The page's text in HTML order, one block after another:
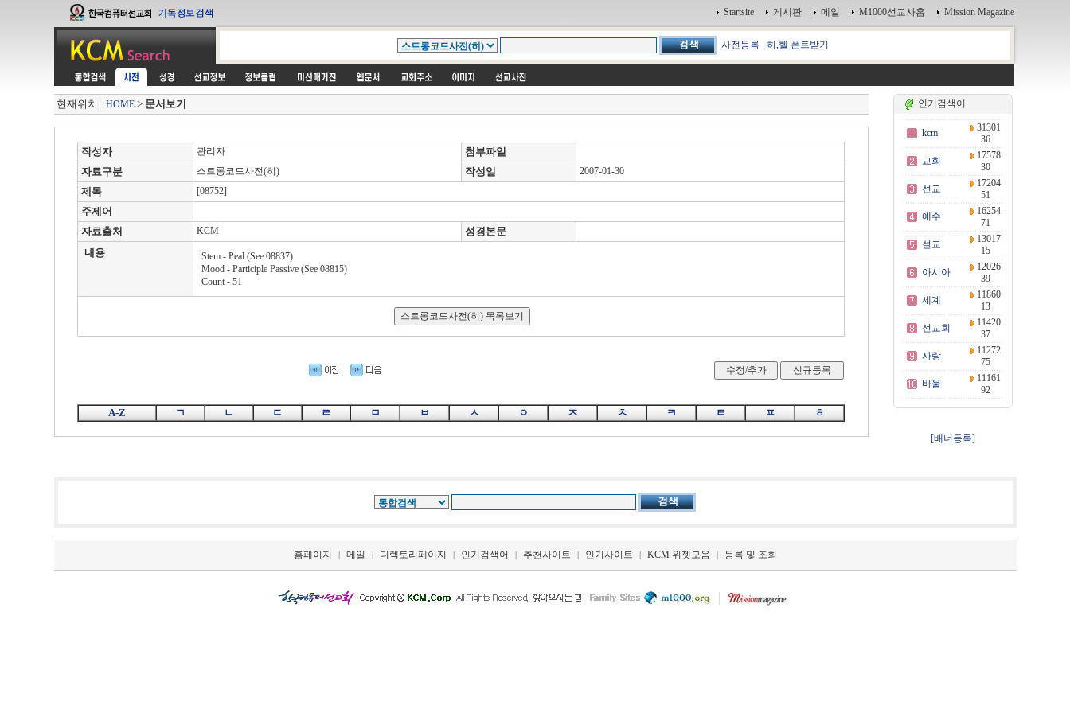
Startsite 게시판 메일 M1000선교사홈 Mission Magazine
사전등록 히,헬 폰트받기
현재위치 : HOME> 문서보기
작성자 관리자
첨부파일
자료구분
스트롱코드사전(히) 작성일 2007-01-30
제목 [08752]
주제어
자료출처
KCM
성경본문
내용
Stem - Peal (See 08837)
Mood - Participle Passive (See 08815)
Count - 51
A-Z ㄱ ㄴ ㄷ ㄹ ㅁ ㅂ ㅅ ㅇ ㅈ ㅊ ㅋ ㅌ ㅍ ㅎ
인기검색어
kcm
31301
36
교회
17578
30
선교
17204
51
예수
16254
71
설교
13017
15
아시아
12026
39
세계
11860
13
선교회
11420
37
사랑
11272
75
바울
11161
92
[배너등록]
홈페이지 | 메일 | 디렉토리페이지 | 인기검색어 | 추천사이트 | 인기사이트 | KCM 위젯모음 | 등록 및 조회